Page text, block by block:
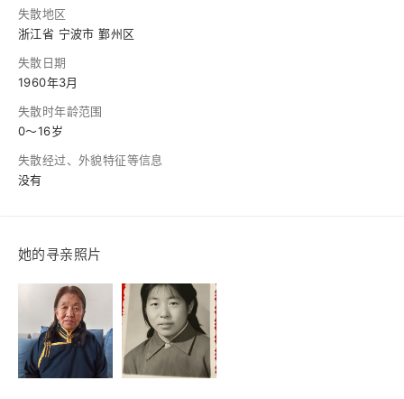
失散地区
浙江省 宁波市 鄞州区
失散日期
1960年3月
失散时年龄范围
0～16岁
失散经过、外貌特征等信息
没有
她的寻亲照片